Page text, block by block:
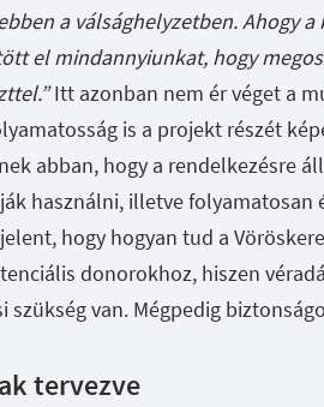
a válsághelyzetben. Ahogy
el mindannyiunkat, hogy
Itt azonban nem ér véget a
is a projekt részét
abban, hogy a rendelkezésre
használni, illetve folyamatosan
hogy hogyan tud a
donorokhoz, hiszen
szükség van. Mégpedig
tervezve